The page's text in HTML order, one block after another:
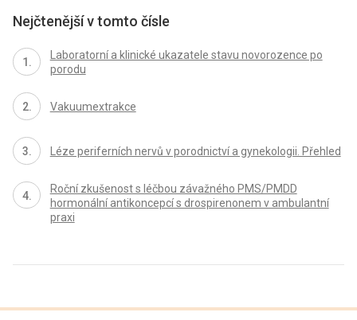
Nejčtenější v tomto čísle
Laboratorní a klinické ukazatele stavu novorozence po
porodu
Vakuumextrakce
Léze periferních nervů v porodnictví a gynekologii. Přehled
Roční zkušenost s léčbou závažného PMS/PMDD
hormonální antikoncepcí s drospirenonem v ambulantní
praxi